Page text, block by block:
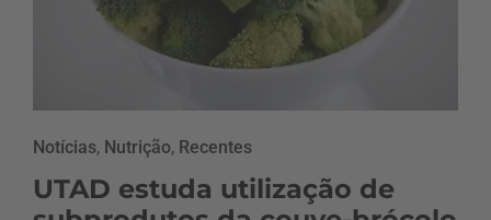
Notícias, Nutrição, Recentes
UTAD estuda utilização de